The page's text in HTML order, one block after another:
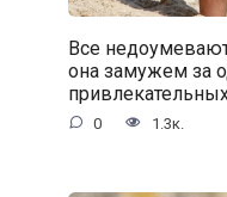
Все
она замужем за
0 1.3к.